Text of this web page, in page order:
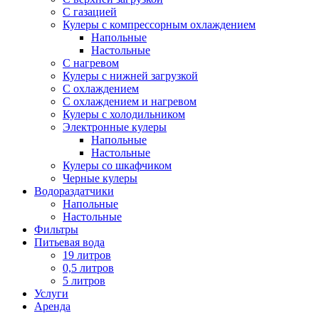
С газацией
Кулеры с компрессорным охлаждением
Напольные
Настольные
С нагревом
Кулеры с нижней загрузкой
С охлаждением
С охлаждением и нагревом
Кулеры с холодильником
Электронные кулеры
Напольные
Настольные
Кулеры со шкафчиком
Черные кулеры
Водораздатчики
Напольные
Настольные
Фильтры
Питьевая вода
19 литров
0,5 литров
5 литров
Услуги
Аренда